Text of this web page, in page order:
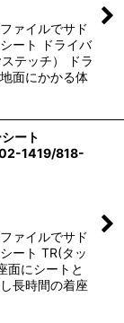
ァイルでサド
ート ドライバ
テッチ） ドラ
面にかかる体
ート
1419/818-
ァイルでサド
ート TR(タッ
面にシートと
長時間の着座